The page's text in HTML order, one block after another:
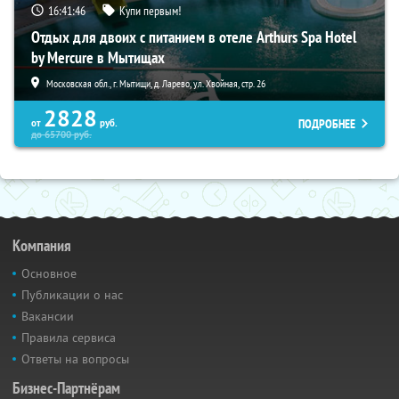
16:41:45 Купи первым!
Отдых для двоих с питанием в отеле Arthurs Spa Hotel
by Mercure в Мытищах
Московская обл., г. Мытищи, д. Ларево, ул. Хвойная, стр. 26
от 2828 руб.
до65700руб.
ПОДРОБНЕЕ
Компания
Основное
Публикации о нас
Вакансии
Правила сервиса
Ответы на вопросы
Бизнес-Партнёрам